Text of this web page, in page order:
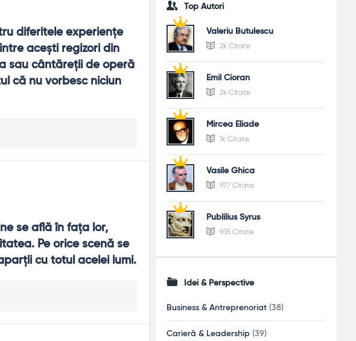
diferitele experienţe
aceşti regizori din
sau cântăreţii de operă
că nu vorbesc niciun
se află în faţa lor,
Pe orice scenă se
cu totul acelei lumi.
Top Autori
Valeriu Butulescu
2k Citate
Emil Cioran
2k Citate
Mircea Eliade
1k Citate
Vasile Ghica
977 Citate
Publilius Syrus
935 Citate
Idei & Perspective
Business & Antreprenoriat (38)
Carieră & Leadership (39)